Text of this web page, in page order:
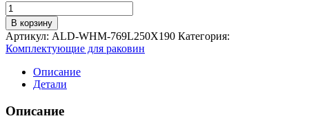
Количество
товара
Jaquar,
сифон
для
раковины,
Белый
матовый
ALD-
WHM-
В корзину
Артикул: ALD-WHM-769L250X190 Категория:
Комплектующие для раковин
Описание
Детали
Описание